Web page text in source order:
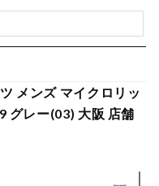
メンズ マイクロリッ
グレー(03) 大阪 店舗